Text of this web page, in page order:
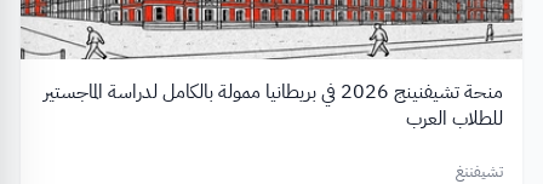
منحة تشيفنينج 2026 في بريطانيا ممولة بالكامل لدراسة الماجستير
للطلاب العرب
تشيفننغ